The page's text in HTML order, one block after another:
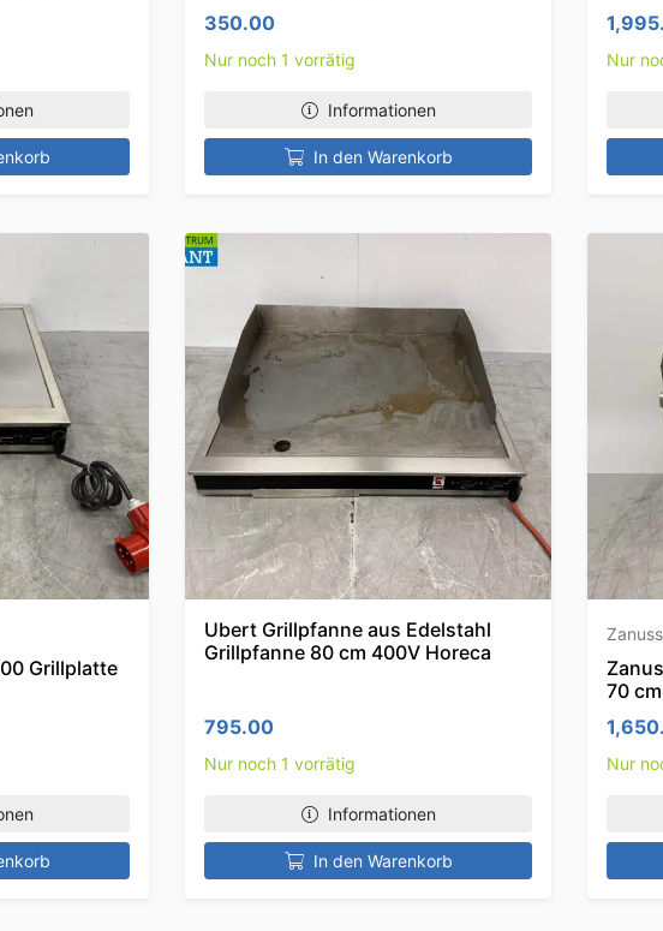
350.00
Nur noch 1 vorrätig
Informationen
In den Warenkorb
Nur
Grillplatte
Ubert Grillpfanne aus Edelstahl
Grillpfanne 80 cm 400V Horeca
795.00
Nur noch 1 vorrätig
Informationen
In den Warenkorb
70
Nur